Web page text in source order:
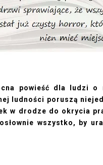
powieść dla ludzi o
ludności poruszą
w drodze do okrycia
wszystko, by